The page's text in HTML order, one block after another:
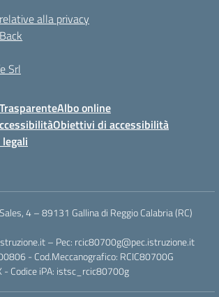
alla privacy
Srl
Albo online
Obiettivi di accessibilità
4 – 89131 Gallina di Reggio Calabria (RC)
– Pec: rcic80700g@pec.istruzione.it
- Cod.Meccanografico: RCIC80700G
- Codice iPA: istsc_rcic80700g